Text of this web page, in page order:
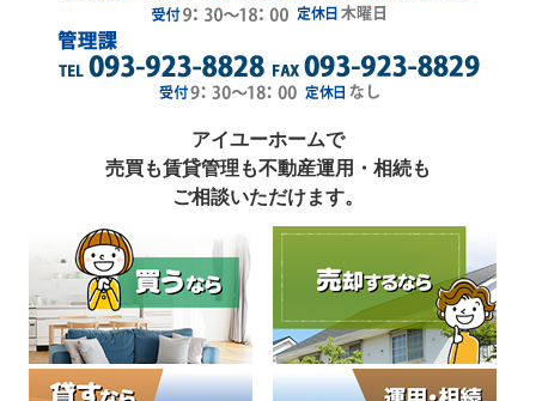
アイユーホームで
売買も賃貸管理も不動産運用・相続も
ご相談いただけます。